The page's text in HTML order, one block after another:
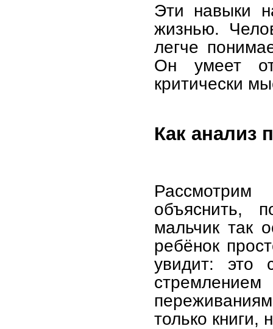
Эти навыки
жизнью.
легче
Он умеет
критически
Как анализ
объяснить,
мальчик так
ребёнок
увидит: это
только книги,